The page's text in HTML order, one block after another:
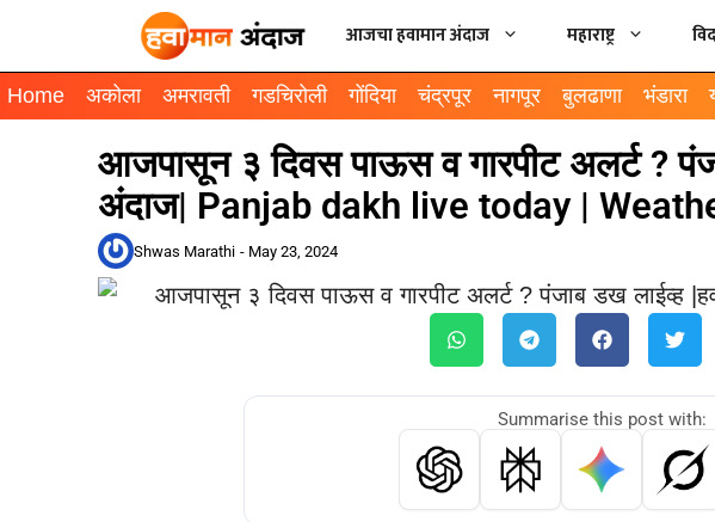
आजचा हवामान अंदाज महाराष्ट्र
Home अकोला अमरावती गडचिरोली गोंदिया चंद्रपूर नागपूर बुलढाणा भंडारा
आजपासून ३ दिवस पाऊस व गारपीट अलर्ट ?
अंदाज| Panjab dakh live today |
Shwas Marathi - May 23, 2024
Summarise this post with: